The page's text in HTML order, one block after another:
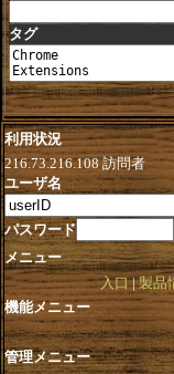
タグ
利用状況
216.73.216.108訪問者
ユーザ名
パスワード
メニュー
入口 製品
機能メニュー
管理メニュー